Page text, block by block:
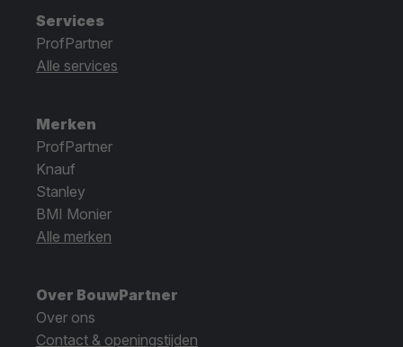
Services
ProfPartner
Alle services
Merken
ProfPartner
Knauf
Stanley
BMI Monier
Alle merken
Over BouwPartner
Over ons
Contact & openingstijden